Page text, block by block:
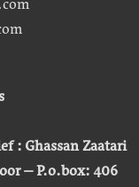
: Ghassan Zaatari
– P.o.box: 406